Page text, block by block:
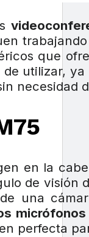
que
de utilizar,
necesidad
en la
de visión
una
perfecta